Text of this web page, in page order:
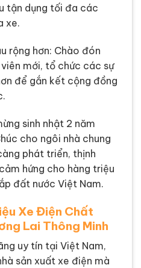
tận dụng tối đa các
xe.
rộng hơn: Chào đón
mới, tổ chức các sự
để gắn kết cộng đồng
sinh nhật 2 năm
cho ngôi nhà chung
phát triển, thịnh
hứng cho hàng triệu
đất nước Việt Nam.
Xe Điện Chất
Lai Thông Minh
uy tín tại Việt Nam,
sản xuất xe điện mà